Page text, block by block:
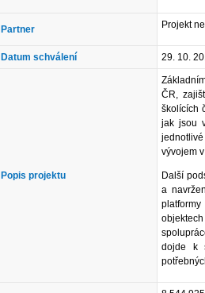
Partner Projekt
Datum schválení 29. 10.
Popis projektu
ČR,
školících
jak jsou
vývojem
Další
a
dojde k